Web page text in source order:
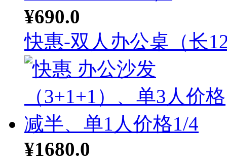
¥690.0
快惠-双人办公桌（长
¥1680.0